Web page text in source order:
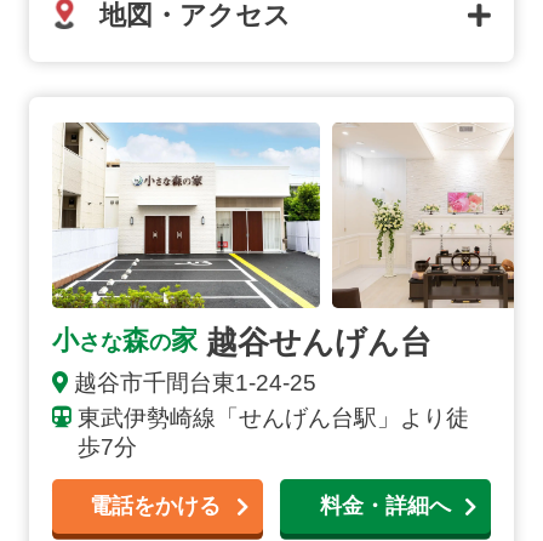
地図・アクセス
小さな森の家 越谷せんげん台
越谷市千間台東1-24-25
東武伊勢崎線「せんげん台駅」より徒
歩7分
電話をかける 料金・詳細へ